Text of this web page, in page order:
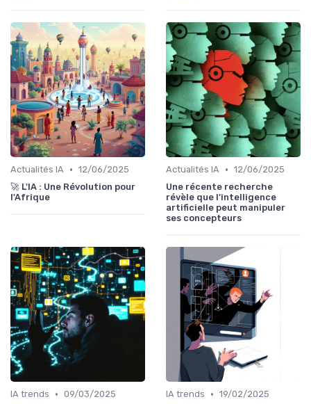
Actualités IA • 12/06/2025
🚀 L'IA : Une Révolution pour
l'Afrique
Actualités IA • 12/06/2025
Une récente recherche
révèle que l'intelligence
artificielle peut manipuler
ses concepteurs
IA trends • 09/03/2025
IA trends • 19/02/2025